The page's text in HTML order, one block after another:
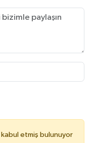
kabul etmiş bulunuyor